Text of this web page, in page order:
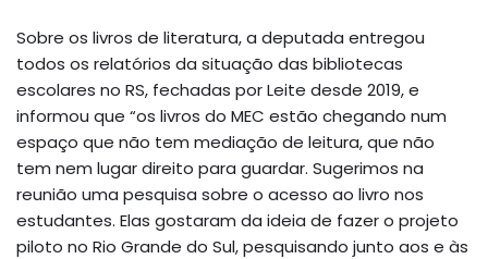
Sobre os livros de literatura, a deputada entregou
todos os relatórios da situação das bibliotecas
escolares no RS, fechadas por Leite desde 2019, e
informou que “os livros do MEC estão chegando num
espaço que não tem mediação de leitura, que não
tem nem lugar direito para guardar. Sugerimos na
reunião uma pesquisa sobre o acesso ao livro nos
estudantes. Elas gostaram da ideia de fazer o projeto
piloto no Rio Grande do Sul, pesquisando junto aos e às